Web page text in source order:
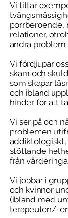
Vi tittar
porrberoende,
relationer,
andra
Vi fördjupar
skam och
som skapar
och ibland
hinder för att
Vi ser på och
problemen
stöttande
från
Vi jobbar i
och kvinnor
(ibland med
terapeuten/-